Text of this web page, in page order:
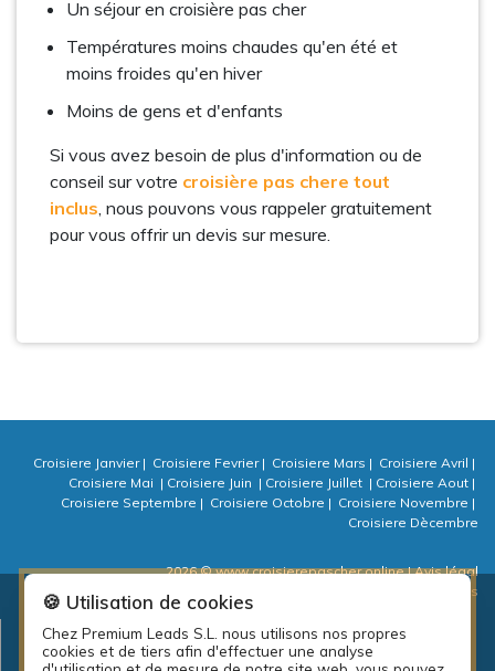
Un séjour en croisière pas cher
Températures moins chaudes qu'en été et
moins froides qu'en hiver
Moins de gens et d'enfants
Si vous avez besoin de plus d'information ou de
conseil sur votre croisière pas chere tout
inclus, nous pouvons vous rappeler gratuitement
pour vous offrir un devis sur mesure.
Croisiere Janvier| Croisiere Fevrier| Croisiere Mars | Croisiere Avril |
Croisiere Mai | Croisiere Juin | Croisiere Juillet | Croisiere Aout |
Croisiere Septembre | Croisiere Octobre | Croisiere Novembre |
Croisiere Dècembre
2026 © www.croisierepascher.online | Avis légal
| Politique de confidentialité
| ⚙ Cookies
Plan d’emplois local de la diputación de A Coruña: PEL Emprende
actividades 2018.
🍪 Utilisation de cookies
Chez Premium Leads S.L. nous utilisons nos propres
cookies et de tiers afin d'effectuer une analyse